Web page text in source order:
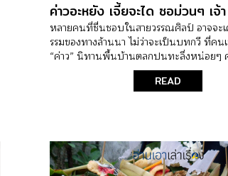
ค่าวอะหยัง เจี้ยจะได ซอม่วนๆ เจ้า
หลายคนที่ชื่นชอบในสายวรรณศิลป์ อาจจะ
รรมของทางล้านนา ไม่ว่าจะเป็นบทกวี ที่คน
“ค่าว” นิทานพื้นบ้านตลกปนทะลึ่งหน่อยๆ
READ